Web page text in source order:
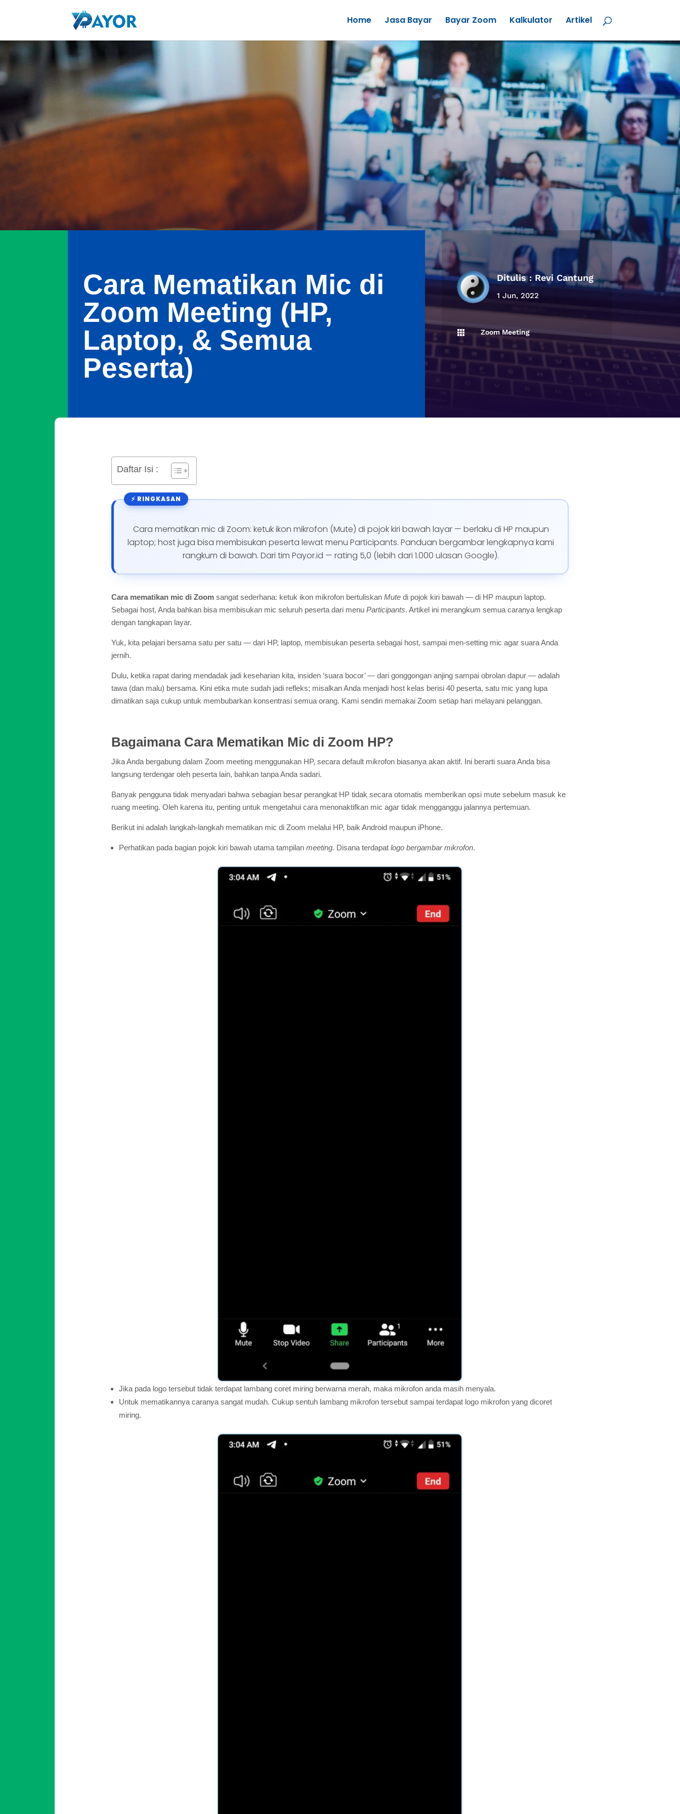
Home Jasa Bayar Bayar Zoom Kalkulator Artikel
Cara Mematikan Mic di
Zoom Meeting (HP,
Laptop, & Semua
Peserta)
Ditulis : Revi Cantung
1 Jun, 2022
 Zoom Meeting
Daftar Isi :
Cara mematikan mic di Zoom: ketuk ikon mikrofon (Mute) di pojok kiri bawah layar — berlaku di HP maupun
laptop; host juga bisa membisukan peserta lewat menu Participants. Panduan bergambar lengkapnya kami
rangkum di bawah. Dari tim Payor.id — rating 5,0 (lebih dari 1.000 ulasan Google).
Cara mematikan mic di Zoom sangat sederhana: ketuk ikon mikrofon bertuliskanMute di pojok kiri bawah — di HP maupun laptop.
Sebagai host, Anda bahkan bisa membisukan mic seluruh peserta dari menuParticipants. Artikel ini merangkum semua caranya lengkap
dengan tangkapan layar.
Yuk, kita pelajari bersama satu per satu — dari HP, laptop, membisukan peserta sebagai host, sampai men-setting mic agar suara Anda
jernih.
Dulu, ketika rapat daring mendadak jadi keseharian kita, insiden ‘suara bocor’ — dari gonggongan anjing sampai obrolan dapur — adalah
tawa (dan malu) bersama. Kini etika mute sudah jadi refleks; misalkan Anda menjadi host kelas berisi 40 peserta, satu mic yang lupa
dimatikan saja cukup untuk membubarkan konsentrasi semua orang. Kami sendiri memakai Zoom setiap hari melayani pelanggan.
Bagaimana Cara Mematikan Mic di Zoom HP?
Jika Anda bergabung dalam Zoom meeting menggunakan HP, secara default mikrofon biasanya akan aktif. Ini berarti suara Anda bisa
langsung terdengar oleh peserta lain, bahkan tanpa Anda sadari.
Banyak pengguna tidak menyadari bahwa sebagian besar perangkat HP tidak secara otomatis memberikan opsi mute sebelum masuk ke
ruang meeting. Oleh karena itu, penting untuk mengetahui cara menonaktifkan mic agar tidak mengganggu jalannya pertemuan.
Berikut ini adalah langkah-langkah mematikan mic di Zoom melalui HP, baik Android maupun iPhone.
Perhatikan pada bagian pojok kiri bawah utama tampilanmeeting. Disana terdapatlogo bergambar mikrofon.
Jika pada logo tersebut tidak terdapat lambang coret miring berwarna merah, maka mikrofon anda masih menyala.
Untuk mematikannya caranya sangat mudah. Cukup sentuh lambang mikrofon tersebut sampai terdapat logo mikrofon yang dicoret
miring.